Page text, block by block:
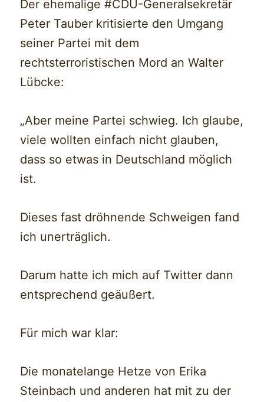
Der ehemalige #CDU-Generalsekretär
Peter Tauber kritisierte den Umgang
seiner Partei mit dem
rechtsterroristischen Mord an Walter
Lübcke:
„Aber meine Partei schwieg. Ich glaube,
viele wollten einfach nicht glauben,
dass so etwas in Deutschland möglich
ist.
Dieses fast dröhnende Schweigen fand
ich unerträglich.
Darum hatte ich mich auf Twitter dann
entsprechend geäußert.
Für mich war klar:
Die monatelange Hetze von Erika
Steinbach und anderen hat mit zu der